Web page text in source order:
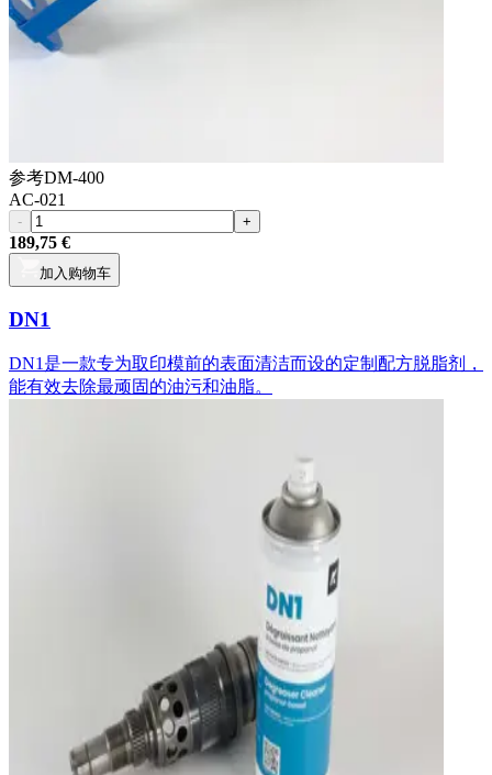
参考DM-400
AC-021
- +
189,75 €
加入购物车
DN1
DN1是一款专为取印模前的表面清洁而设的定制配方脱脂剂，
能有效去除最顽固的油污和油脂。